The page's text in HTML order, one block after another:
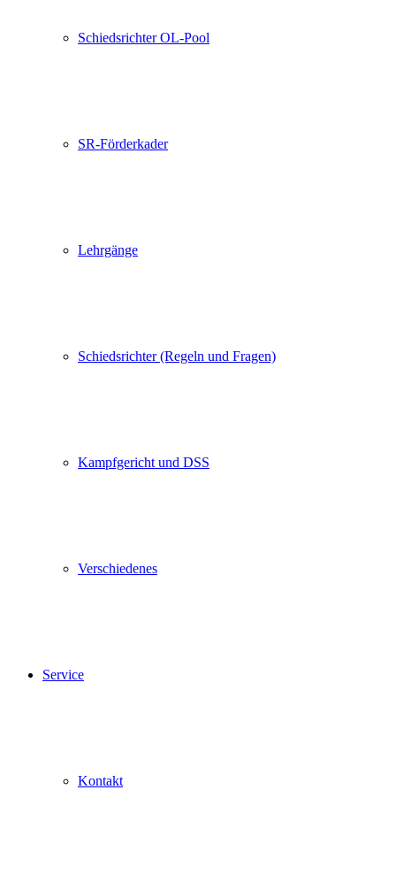
Schiedsrichter OL-Pool
SR-Förderkader
Lehrgänge
Schiedsrichter (Regeln und Fragen)
Kampfgericht und DSS
Verschiedenes
Service
Kontakt